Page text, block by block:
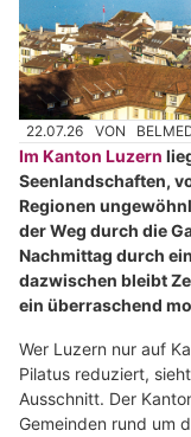
22.07.26 VON
Im Kanton Luzern
Seenlandschaften,
Regionen
der Weg durch die
Nachmittag durch
dazwischen bleibt
ein überraschend
Wer Luzern nur auf
Pilatus reduziert,
Ausschnitt. Der
Gemeinden rund um